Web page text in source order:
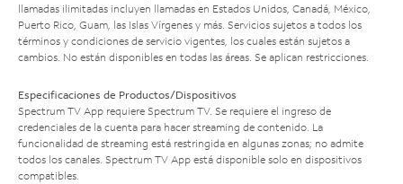
llamadas ilimitadas incluyen llamadas en Estados Unidos, Canadá, México,
Puerto Rico, Guam, las Islas Vírgenes y más. Servicios sujetos a todos los
términos y condiciones de servicio vigentes, los cuales están sujetos a
cambios. No están disponibles en todas las áreas. Se aplican restricciones.
Especificaciones de Productos/Dispositivos
Spectrum TV App requiere Spectrum TV. Se requiere el ingreso de
credenciales de la cuenta para hacer streaming de contenido. La
funcionalidad de streaming está restringida en algunas zonas; no admite
todos los canales. Spectrum TV App está disponible solo en dispositivos
compatibles.